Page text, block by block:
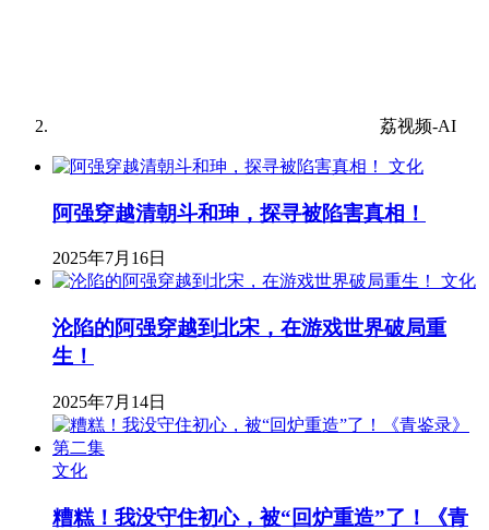
荔视频-AI
文化
阿强穿越清朝斗和珅，探寻被陷害真相！
2025年7月16日
文化
沦陷的阿强穿越到北宋，在游戏世界破局重
生！
2025年7月14日
文化
糟糕！我没守住初心，被“回炉重造”了！《青